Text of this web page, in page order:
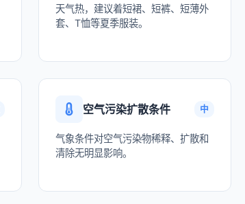
天气热，建议着短裙、短裤、短薄外
套、T恤等夏季服装。
空气污染扩散条件 中
气象条件对空气污染物稀释、扩散和
清除无明显影响。